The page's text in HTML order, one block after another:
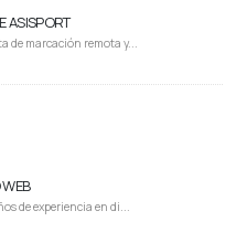
ASISPORT
de marcación remota y...
de experiencia en di...